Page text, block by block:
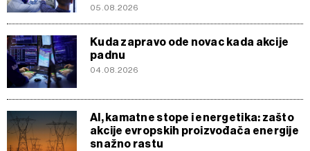
05.08.2026
Kuda zapravo ode novac kada akcije
padnu
04.08.2026
AI, kamatne stope i energetika: zašto
akcije evropskih proizvođača energije
snažno rastu